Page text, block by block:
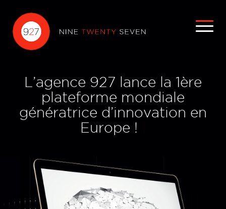
L’agence 927 lance la 1ère
plateforme mondiale
génératrice d’innovation en
Europe !
L'agence 927 retenue pour
réaliser la plateforme de
marque et la campagne
Qwant/Firefox
Universal Music & Brands
choisit l'Agence 927|